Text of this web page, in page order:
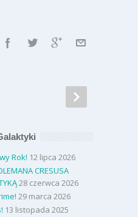
Rok! 12 lipca 2026
CRESUSA
28 czerwca 2026
29 marca 2026
13 listopada 2025